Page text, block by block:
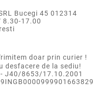
Bucegi 45 012314
8.30-17.00
doar prin curier !
desfacere de la sediu!
- J40/8653/17.10.2001